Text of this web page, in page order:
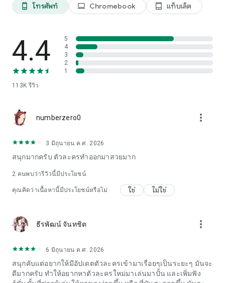
*แจ้งเตือนการขอรับคำอนุมัติเพื่อเล่นเกม
HEIR OF LIGHT จะไม่แตะต้องข้อมูลส่วนตัวที่นอกเหนือจากข้อมูล
การเล่นเกม (※ หากผู้ใช้ล็อกอินด้วย HIVE หรือใช้ระบบ Android
OS 4.4 การเปลี่ยนรูปโปรไฟล์ก็จำเป็นต้องได้รับอนุญาตด้วยเช่น
กัน)
※ การอนุญาติแบบเลือกได้นี้จะไม่ส่งผลต่อการเล่นเกมด้านอื่น ๆ
** เกมนี้สามารถเลือกเล่นในภาษา 한국어, English, 日本語, 中文
简体, 中文繁體, Deutsch, Français, Español, Vietnam และ ไทย
** ไอเท็มในเกมบางชิ้นอาจมีการคิดค่าใช้จ่ายเพิ่มเติม
* เว็บไซต์ทางการของ Com2uS Holdings :
https://www.withhive.com
* ฝ่ายบริการลูกค้า Com2uS Holdings :
https://m.withhive.com/customer/inquire
ข้อตกลงการใช้งาน:
http://terms.withhive.com/terms/policy/view/M3#T1
http://terms.withhive.com/terms/policy/view/M3#T3
phone_android โทรศัพท์ laptop Chromebook tablet_android แท็บเล็ต
4.4
113K รีวิว
5
4
3
2
1
numberzero0 more_vert
3 มิถุนายน ค.ศ. 2026
สนุกมากครับ ตัวละครทําออกมาสวยมาก
2 คนพบว่ารีวิวนี้มีประโยชน์
คุณคิดว่าเนื้อหานี้มีประโยชน์หรือไม่ ใช่ ไม่ใช่
ธีรพัฒน์ จันทชิต more_vert
6 มิถุนายน ค.ศ. 2026
สนุกคับแต่อยากให้มีอัปเดตตัวละครเข้ามาเรื่อยๆเป็นระยะๆ มันจะ
ดีมากครับ ทำให้อยากหาตัวละครใหม่มาเล่นมาปั้น และเพิ่มฟัง